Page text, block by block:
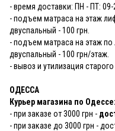
- время доставки: ПН - ПТ:
- подъем матраса на этаж
двуспальный - 100 грн.
- подъем матраса на этаж по
двуспальный - 100 грн/этаж.
- вывоз и утилизация старого
ОДЕССА
Курьер магазина по Одессе:
- при заказе от 3000 грн -
- при заказе до 3000 грн -